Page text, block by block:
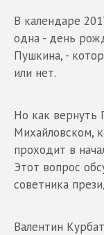
В календаре
одна - день
Пушкина, -
или нет.
Но как вернуть
Михайловском,
проходит в
Этот вопрос
советника
Валентин